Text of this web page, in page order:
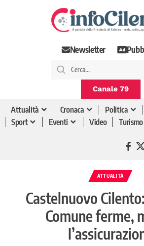
Newsletter
Canale 79
Attualità Cronaca Politica
Sport
Eventi Video Turismo
ATTUALITÀ
Castelnuovo
Comune ferme,